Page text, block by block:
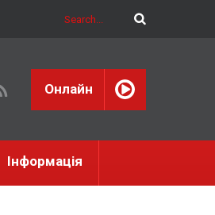
Онлайн
Інформація